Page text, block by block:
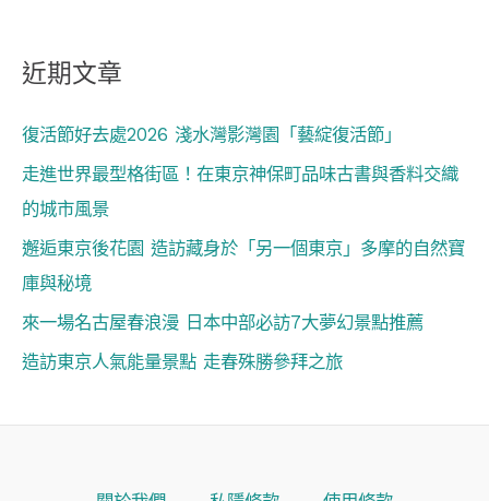
近期文章
復活節好去處2026 淺水灣影灣園「藝綻復活節」
走進世界最型格街區！在東京神保町品味古書與香料交織
的城市風景
邂逅東京後花園 造訪藏身於「另一個東京」多摩的自然寶
庫與秘境
來一場名古屋春浪漫 日本中部必訪7大夢幻景點推薦
造訪東京人氣能量景點 走春殊勝參拜之旅